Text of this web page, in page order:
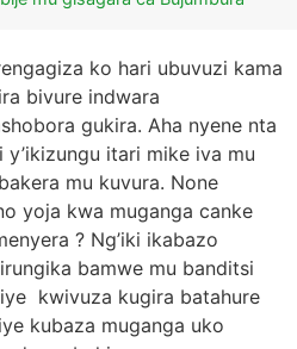
ko hari ubuvuzi kama
bivure indwara
gukira. Aha nyene nta
itari mike iva mu
mu kuvura. None
yoja kwa muganga canke
? Ng’iki ikabazo
bamwe mu banditsi
kwivuza kugira batahure
kubaza muganga uko